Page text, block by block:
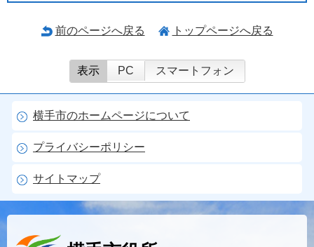
前のページへ戻る トップページへ戻る
表示 PC スマートフォン
横手市のホームページについて
プライバシーポリシー
サイトマップ